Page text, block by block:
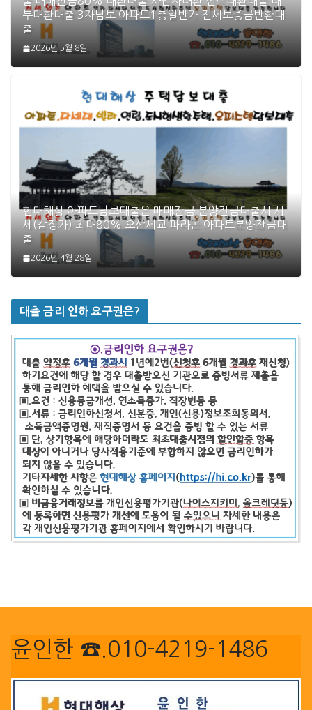
부대환대출 3자담보 아파트1층일반가 전세보증금반환대
출
2026년 5월 8일
현대해상 아파트담보대출은 매매잔금 분양잔금대출시 시
세(감정가) 최대80% 오산세교 파라곤 아파트분양잔금대
출
2026년 4월 28일
대출 금리 인하 요구권은?
윤인한 ☎.010-4219-1486